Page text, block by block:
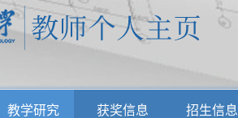
教学研究 获奖信息 招生信息